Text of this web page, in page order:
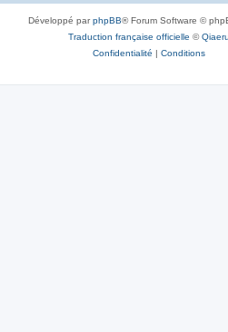
Développé parphpBB® Forum Software ©
Traduction française officielle ©Qiaeru
Confidentialité | Conditions